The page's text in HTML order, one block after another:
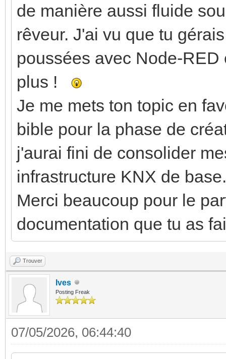
de manière aussi fluide
rêveur. J'ai vu que tu
poussées avec Node-
plus !
Je me mets ton topic en
bible pour la phase de
j'aurai fini de consolider
infrastructure KNX de base.
Merci beaucoup pour le
documentation que tu as
Trouver
Ives
Posting Freak
07/05/2026, 06:44:40